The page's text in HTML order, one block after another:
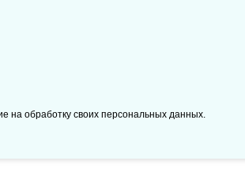
на обработку своих персональных данных.